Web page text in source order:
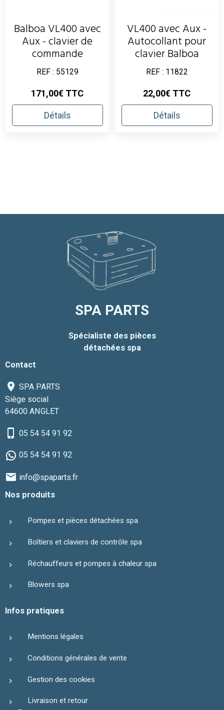
Balboa VL400 avec
Aux - clavier de
commande
REF : 55129
171,00€ TTC
Détails
VL400 avec Aux -
Autocollant pour
clavier Balboa
REF : 11822
22,00€ TTC
Détails
SPA PARTS
Spécialiste des pièces
détachées spa
Contact
SPA PARTS
Siège social
64600 ANGLET
05 54 54 91 92
05 54 54 91 92
info@spaparts.fr
Nos produits
Pompes et pièces détachées spa
Boîtiers et claviers de contrôle spa
Réchauffeurs et pompes à chaleur spa
Blowers spa
Infos pratiques
Mentions légales
Conditions générales de vente
Gestion des cookies
Livraison et retour